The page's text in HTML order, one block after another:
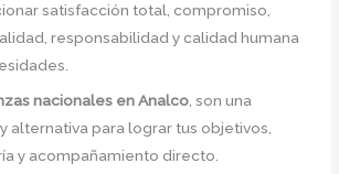
satisfacción total, compromiso,
responsabilidad y calidad humana
nacionales en Analco, son una
alternativa para lograr tus objetivos,
y acompañamiento directo.